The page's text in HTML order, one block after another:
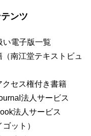
ンツ
い電子版一覧
南江堂テキストビュ
クセス権付き書籍
法人サービス
法人サービス
ット）